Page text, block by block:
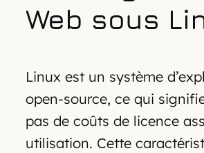
Web sous
Linux est un système
open-source, ce qui
pas de coûts de licence
utilisation. Cette